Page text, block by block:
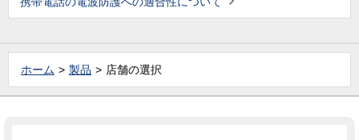
ホーム 製品 店舗の選択